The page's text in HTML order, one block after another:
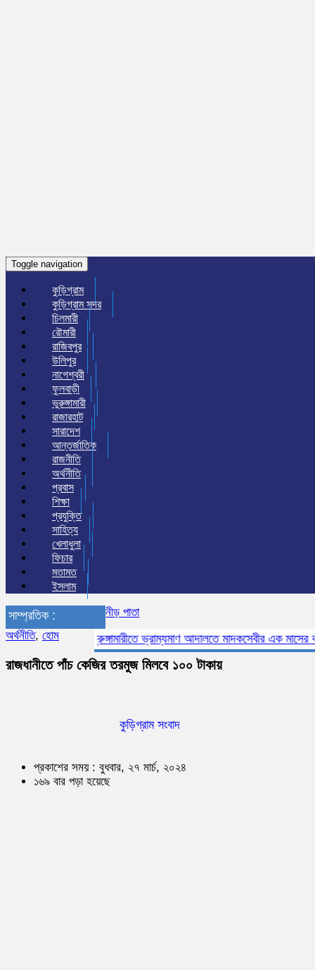
Toggle navigation
কুড়িগ্রাম
কুড়িগ্রাম সদর
চিলমারী
রৌমারী
রাজিবপুর
উলিপুর
নাগেশ্বরী
ফুলবাড়ী
ভুরুঙ্গামারী
রাজারহাট
সারাদেশ
আন্তর্জাতিক
রাজনীতি
অর্থনীতি
প্রবাস
শিক্ষা
প্রযুক্তি
সাহিত্য
খেলাধুলা
ফিচার
মতামত
ইসলাম
সাম্প্রতিক :
ভূরুঙ্গামারীতে ভ্রাম্যমাণ আদালতে মাদকসেবীর এক মাসের
নীড় পাতা
অর্থনীতি, হোম
রাজধানীতে পাঁচ কেজির তরমুজ মিলবে ১০০ টাকায়
কুড়িগ্রাম সংবাদ
প্রকাশের সময় : বুধবার, ২৭ মার্চ, ২০২৪
১৬৯ বার পড়া হয়েছে